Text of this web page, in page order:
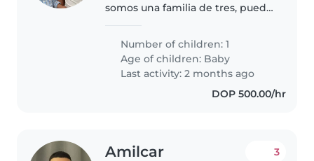
somos una familia de tres, puede
completa o irse los fines de
semana, o si quiere venir diario e
irse diario, pagamos bien..
Number of children: 1
Age of children: Baby
Last activity: 2 months ago
DOP 500.00/hr
Amilcar 3